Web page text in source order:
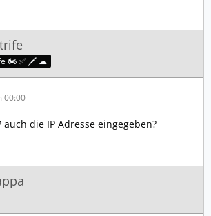
🏍️ ✅ 🗡️ ☁
00:00
auch die IP Adresse eingegeben?